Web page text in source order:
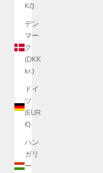
Kč)
デン
マー
ク
(DKK
kr.)
ドイ
ツ
(EUR
€)
ハン
ガリ
ー